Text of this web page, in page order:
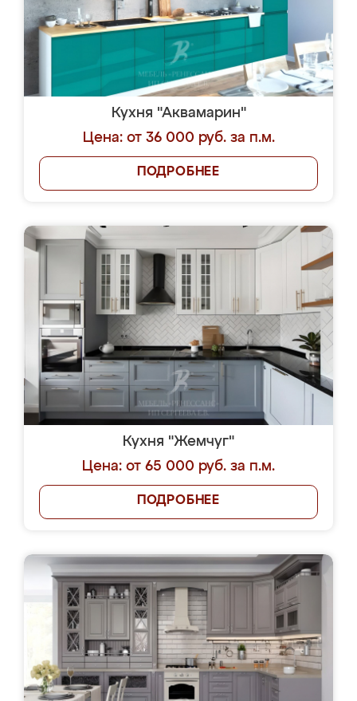
Кухня "Аквамарин"
Цена: от 36 000 руб. за п.м.
ПОДРОБНЕЕ
Кухня "Жемчуг"
Цена: от 65 000 руб. за п.м.
ПОДРОБНЕЕ